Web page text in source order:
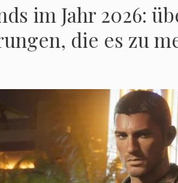
im Jahr 2026:
die es zu